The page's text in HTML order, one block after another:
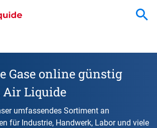
Gase online günstig
Air Liquide
umfassendes Sortiment an
für Industrie, Handwerk, Labor und viele